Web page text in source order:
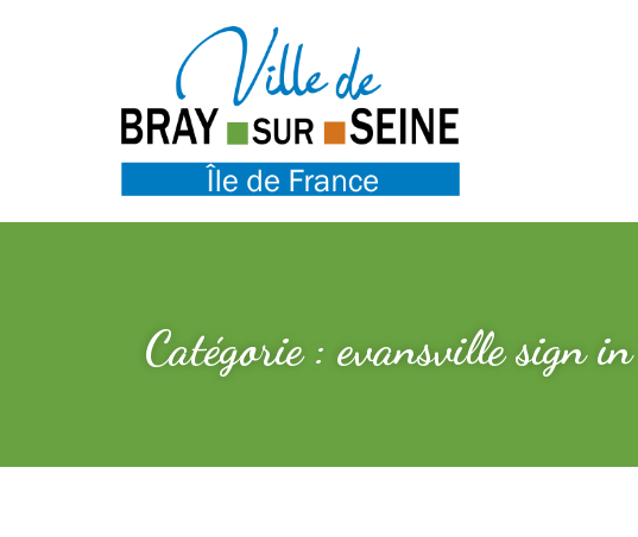
Catégorie : evansville sign in